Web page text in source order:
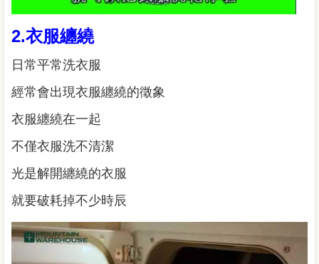
2.衣服纏繞
日常平常洗衣服
經常會出現衣服纏繞的徵象
衣服纏繞在一起
不僅衣服洗不清潔
光是解開纏繞的衣服
就要破耗掉不少時辰